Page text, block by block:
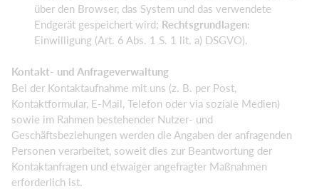
über den Browser, das System und das verwendete
Endgerät gespeichert wird; Rechtsgrundlagen:
Einwilligung (Art. 6 Abs. 1 S. 1 lit. a) DSGVO).
Kontakt- und Anfrageverwaltung
Bei der Kontaktaufnahme mit uns (z. B. per Post,
Kontaktformular, E-Mail, Telefon oder via soziale Medien)
sowie im Rahmen bestehender Nutzer- und
Geschäftsbeziehungen werden die Angaben der anfragenden
Personen verarbeitet, soweit dies zur Beantwortung der
Kontaktanfragen und etwaiger angefragter Maßnahmen
erforderlich ist.